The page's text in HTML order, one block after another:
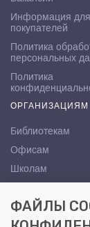
Информация для
покупателей
Политика
персональных
Политика
ОРГАНИЗАЦИЯМ
Библиотекам
Офисам
Школам
КОНТАКТЫ
ФАЙЛЫ